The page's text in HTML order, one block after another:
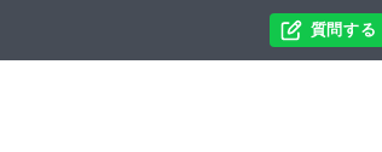
質問する